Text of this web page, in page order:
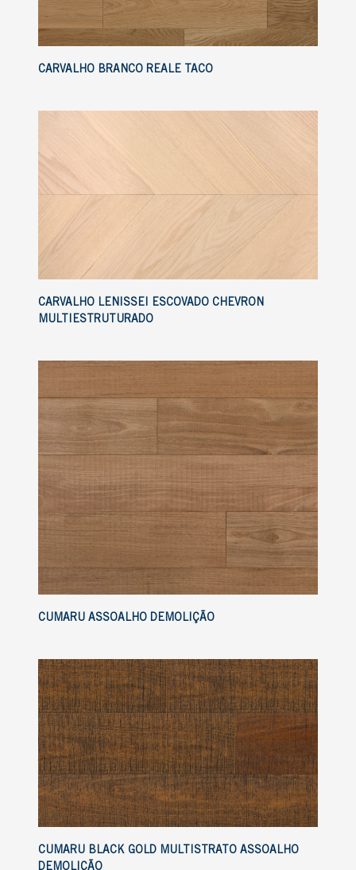
CARVALHO BRANCO REALE TACO
CARVALHO LENISSEI ESCOVADO CHEVRON
MULTIESTRUTURADO
CUMARU ASSOALHO DEMOLIÇÃO
CUMARU BLACK GOLD MULTISTRATO ASSOALHO